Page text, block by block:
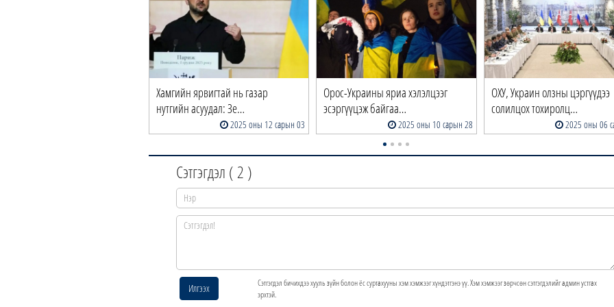
Хамгийн ярвигтай нь газар
нутгийн асуудал: Зе…
2025 оны 12 сарын 03
Орос-Украины яриа хэлэлцээг
эсэргүүцэж байгаа…
2025 оны 10 сарын 28
ОХУ, Украин олзны цэргүүдээ
солилцох тохиролц…
2025 оны 06
Сэтгэгдэл ( 2 )
Илгээх
Сэтгэгдэл бичихдээ хууль зүйн болон ёс суртахууны хэм хэмжээг хүндэтгэнэ үү. Хэм хэмжээг зөрчсөн сэтгэгдэлийг админ устгах
эрхтэй.